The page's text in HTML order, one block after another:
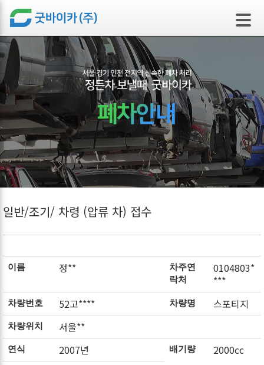
본문 바로가기
일반/조기/ 차령 (압류 차) 접수
이름 정**
차주연
락처
0104803*
***
차량번호 52고**** 차량명 스포티지
차량위치 서울**
연식 2007년 배기량 2000cc